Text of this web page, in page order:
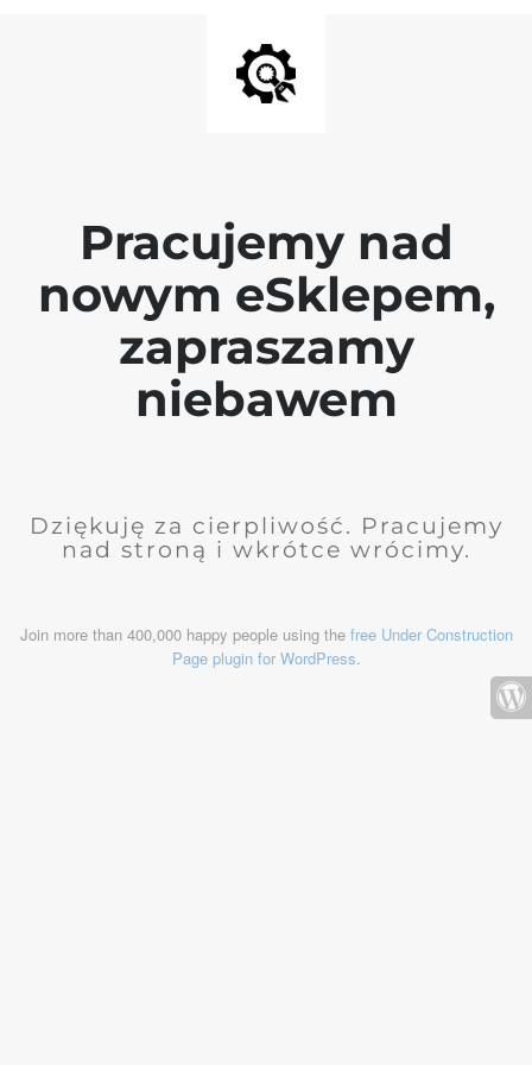
Pracujemy nad
nowym eSklepem,
zapraszamy
niebawem
Dziękuję za cierpliwość. Pracujemy
nad stroną i wkrótce wrócimy.
Join more than 400,000 happy people using the free Under Construction
Page plugin for WordPress.